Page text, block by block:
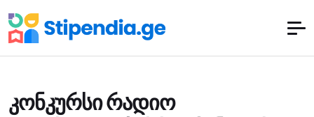
კონკურსი რადიო